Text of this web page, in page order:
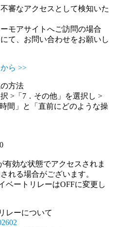
審なアクセスとして検知いた
モアサイトへご訪問の場合
て、お問い合わせをお願いし
ら >>
方法
>「7．その他」を選択し >
間」と「直前にどのような操
効な状態でアクセスされま
れる場合がございます。
ベートリレーはOFFに変更し
レーについて